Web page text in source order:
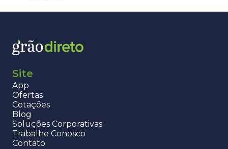
Site
App
Ofertas
Cotações
Blog
Soluções Corporativas
Trabalhe Conosco
Contato